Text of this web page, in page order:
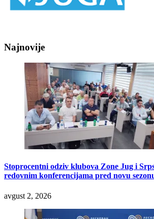
Najnovije
Stoprocentni odziv klubova Zone Jug i
redovnim konferencijama pred novu
avgust 2, 2026